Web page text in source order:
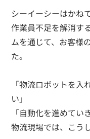
シーイーシーはかね
作業員不足を解消す
ムを通じて、お客様
た。
「物流ロボットを
い」
「自動化を進めてい
物流現場では、こう